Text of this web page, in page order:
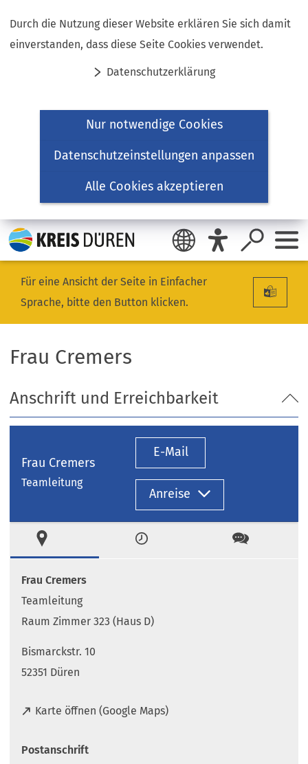
Durch die Nutzung dieser Website erklären Sie sich damit
einverstanden, dass diese Seite Cookies verwendet.
Datenschutzerklärung
Nur notwendige Cookies
Datenschutzeinstellungen anpassen
Alle Cookies akzeptieren
Inhalt anspringen
Für eine Ansicht der Seite in Einfacher
Sprache, bitte den Button klicken.
Frau Cremers
Anschrift und Erreichbarkeit
Frau Cremers
Teamleitung
E-Mail
Anreise
Zeiten Kontakt
Frau Cremers
Teamleitung
Raum Zimmer 323 (Haus D)
Bismarckstr. 10
52351 Düren
Karte öffnen (Google Maps)
(
fPostanschrift